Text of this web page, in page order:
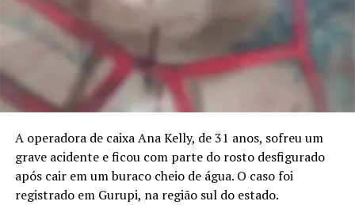
A operadora de caixa Ana Kelly, de 31 anos, sofreu um
grave acidente e ficou com parte do rosto desfigurado
após cair em um buraco cheio de água. O caso foi
registrado em Gurupi, na região sul do estado.